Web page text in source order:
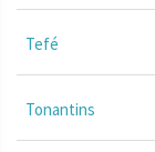
Tefé
Tonantins